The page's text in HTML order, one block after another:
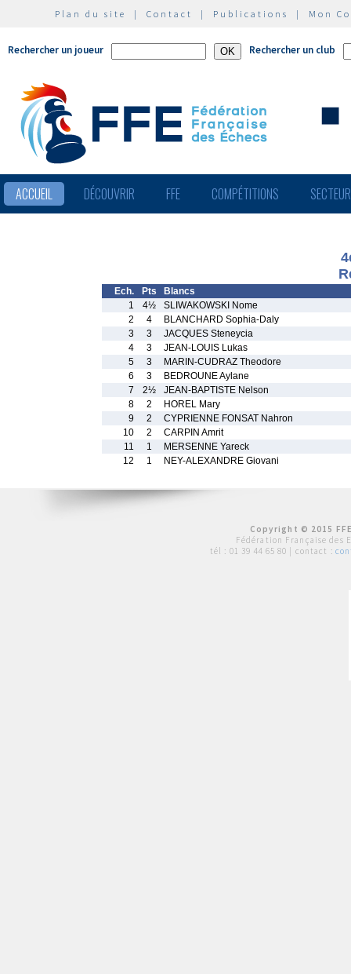
Plan du site | Contact | Publications | Mon
Rechercher un joueur Rechercher un club
ACCUEIL DÉCOUVRIR FFE COMPÉTITIONS
Ech. Pts
Blancs
1
4½
SLIWAKOWSKI Nome
2
4
BLANCHARD Sophia-Daly
3
3
JACQUES Steneycia
4
3
JEAN-LOUIS Lukas
5
3
MARIN-CUDRAZ Theodore
6
3
BEDROUNE Aylane
7
2½
JEAN-BAPTISTE Nelson
8
2
HOREL Mary
9
2
CYPRIENNE FONSAT Nahron
10
2
CARPIN Amrit
11
1
MERSENNE Yareck
12
1 NEY-ALEXANDRE Giovani
Copyright © 2015
Fédération Française des
tél : 01 39 44 65 80 | contact :